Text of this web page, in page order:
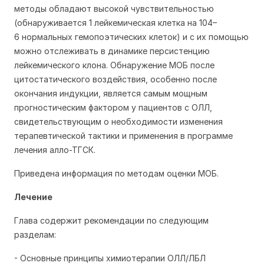
методы обладают высокой чувствительностью
(обнаруживается 1 лейкемическая клетка на 104–
6 нормальных гемопоэтических клеток) и с их помощью
можно отслеживать в динамике персистенцию
лейкемического клона. Обнаружение МОБ после
цитостатического воздействия, особенно после
окончания индукции, является самым мощным
прогностическим фактором у пациентов с ОЛЛ,
свидетельствующим о необходимости изменения
терапевтической тактики и применения в программе
лечения алло-ТГСК.
Приведена информация по мeтодам оценки МОБ.
Лечение
Глава содержит рекомендации по следующим
разделам:
- Основные принципы химиотерапии ОЛЛ/ЛБЛ